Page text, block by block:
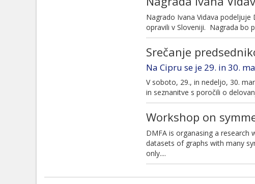
Nagrado Ivana Vidava
opravili v Sloveniji. Nagrada bo
Srečanje
Na Cipru se je 29. in 30.
V soboto, 29., in nedeljo, 30.
in seznanitve s poročili o
Workshop on
DMFA is organasing a
datasets of graphs with many
only....